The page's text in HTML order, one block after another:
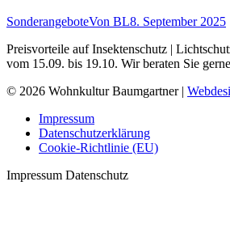
SonderangeboteVon BL8. September 2025
Preisvorteile auf Insektenschutz |
vom 15.09. bis 19.10. Wir beraten Sie
© 2026 Wohnkultur Baumgartner |
Impressum
Datenschutzerklärung
Cookie-Richtlinie (EU)
Impressum Datenschutz